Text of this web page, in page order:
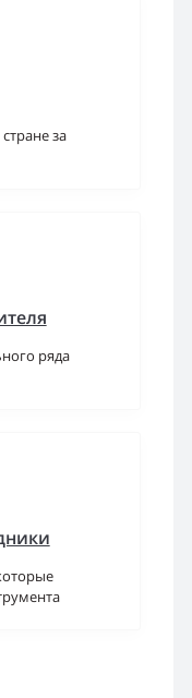
за
ряда